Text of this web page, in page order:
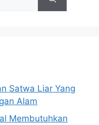
Satwa Liar Yang
Alam
Membutuhkan